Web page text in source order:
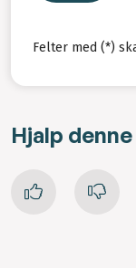
Felter med (*)
Hjalp